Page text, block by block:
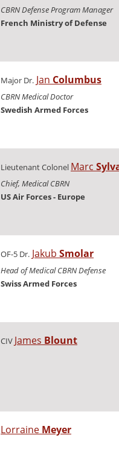
CBRN Defense Program Manager
French Ministry of Defense
Major Dr. Jan Columbus
CBRN Medical Doctor
Swedish Armed Forces
Lieutenant Colonel Marc
Chief, Medical CBRN
US Air Forces - Europe
OF-5 Dr. Jakub Smolar
Head of Medical CBRN Defense
Swiss Armed Forces
CIV James Blount
Lorraine Meyer